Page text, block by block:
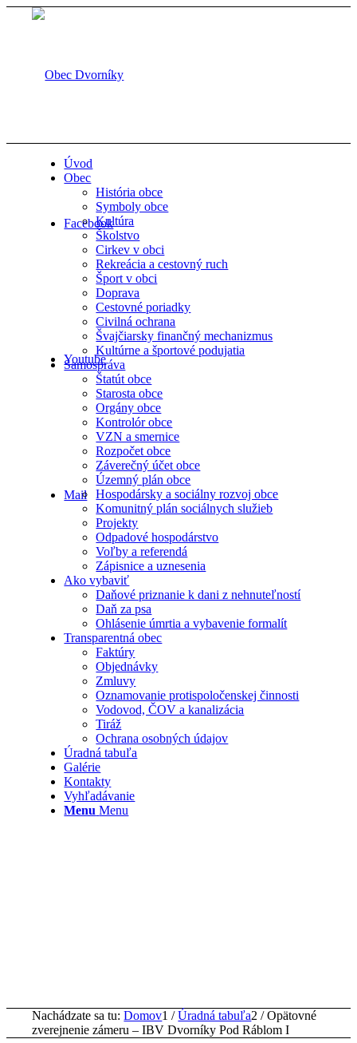
Facebook
Youtube
Mail
Úvod
Obec
História obce
Symboly obce
Kultúra
Školstvo
Cirkev v obci
Rekreácia a cestovný ruch
Šport v obci
Doprava
Cestovné poriadky
Civilná ochrana
Švajčiarsky finančný mechanizmus
Kultúrne a športové podujatia
Samospráva
Štatút obce
Starosta obce
Orgány obce
Kontrolór obce
VZN a smernice
Rozpočet obce
Záverečný účet obce
Územný plán obce
Hospodársky a sociálny rozvoj obce
Komunitný plán sociálnych služieb
Projekty
Odpadové hospodárstvo
Voľby a referendá
Zápisnice a uznesenia
Ako vybaviť
Daňové priznanie k dani z nehnuteľností
Daň za psa
Ohlásenie úmrtia a vybavenie formalít
Transparentná obec
Faktúry
Objednávky
Zmluvy
Oznamovanie protispoločenskej činnosti
Vodovod, ČOV a kanalizácia
Tiráž
Ochrana osobných údajov
Úradná tabuľa
Galérie
Kontakty
Vyhľadávanie
Menu Menu
Nachádzate sa tu: Domov1 / Úradná tabuľa2 / Opätovné
zverejnenie zámeru – IBV Dvorníky Pod Ráblom I